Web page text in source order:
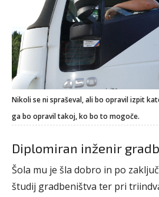
Nikoli se ni spraševal, ali bo opravil izpit
ga bo opravil takoj, ko bo to mogoče.
Diplomiran inženir
Šola mu je šla dobro in po
študij gradbeništva ter pri